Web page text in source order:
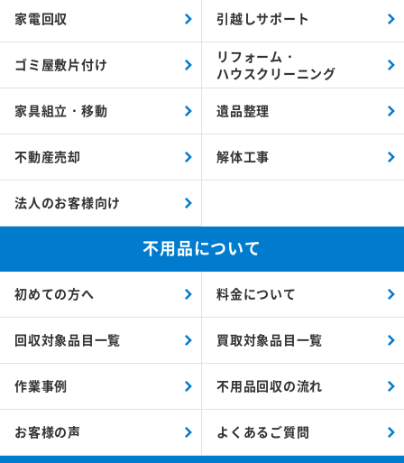
家電回収 引越しサポート
ゴミ屋敷片付け
リフォーム・
ハウスクリーニング
家具組立・移動 遺品整理
不動産売却 解体工事
法人のお客様向け
不用品について
初めての方へ 料金について
回収対象品目一覧 買取対象品目一覧
作業事例 不用品回収の流れ
お客様の声 よくあるご質問